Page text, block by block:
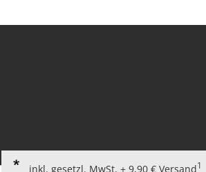
inkl. gesetzl. MwSt. + 9,90 € Versand1